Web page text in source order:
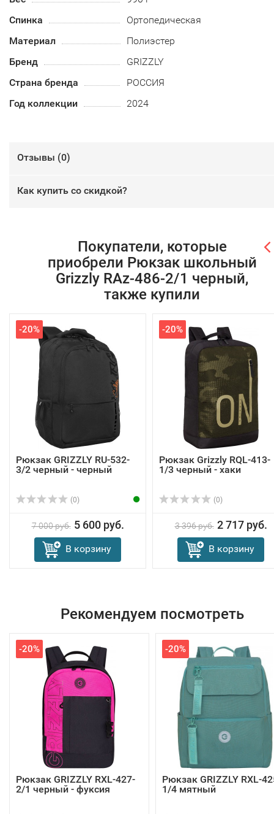
Спинка
Ортопедическая
Материал
Полиэстер
Бренд
GRIZZLY
Страна бренда
РОССИЯ
Год коллекции
2024
Отзывы (0)
Как купить со скидкой?
Покупатели, которые
приобрели Рюкзак школьный
Grizzly RAz-486-2/1 черный,
также купили
-20%
Рюкзак GRIZZLY RU-532-
3/2 черный - черный
(0)
7 000 руб. 5 600 руб.
В корзину
-20%
Рюкзак Grizzly RQL-413-
1/3 черный - хаки
(0)
3 396 руб. 2 717 руб.
В корзину
Рекомендуем посмотреть
-20%
Рюкзак GRIZZLY RXL-427-
2/1 черный - фуксия
-20%
Рюкзак GRIZZLY RXL-
1/4 мятный